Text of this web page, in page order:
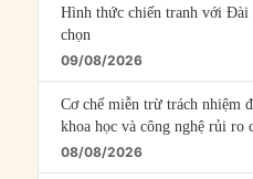
Hình thức chiến tranh với Đài
chọn
09/08/2026
Cơ chế miễn trừ trách nhiệm
khoa học và công nghệ rủi ro
08/08/2026